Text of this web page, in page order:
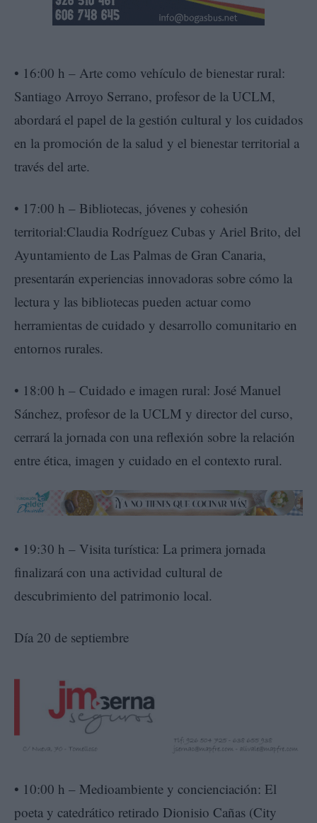
• 16:00 h – Arte como vehículo de bienestar rural:
Santiago Arroyo Serrano, profesor de la UCLM,
abordará el papel de la gestión cultural y los cuidados
en la promoción de la salud y el bienestar territorial a
través del arte.
• 17:00 h – Bibliotecas, jóvenes y cohesión
territorial:Claudia Rodríguez Cubas y Ariel Brito, del
Ayuntamiento de Las Palmas de Gran Canaria,
presentarán experiencias innovadoras sobre cómo la
lectura y las bibliotecas pueden actuar como
herramientas de cuidado y desarrollo comunitario en
entornos rurales.
• 18:00 h – Cuidado e imagen rural: José Manuel
Sánchez, profesor de la UCLM y director del curso,
cerrará la jornada con una reflexión sobre la relación
entre ética, imagen y cuidado en el contexto rural.
• 19:30 h – Visita turística: La primera jornada
finalizará con una actividad cultural de
descubrimiento del patrimonio local.
Día 20 de septiembre
• 10:00 h – Medioambiente y concienciación: El
poeta y catedrático retirado Dionisio Cañas (City